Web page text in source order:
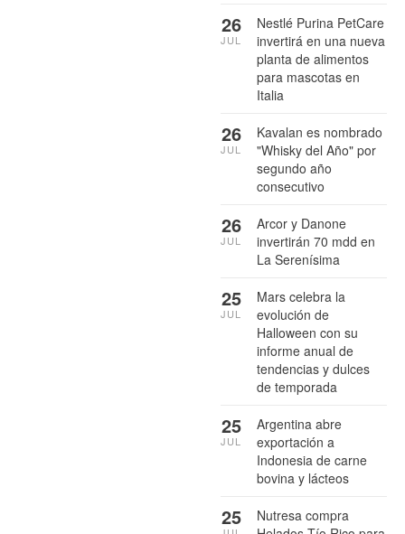
Nestlé Purina PetCare
invertirá en una nueva
planta de alimentos
para mascotas en
Italia
26
JUL
Kavalan es nombrado
"Whisky del Año" por
segundo año
consecutivo
26
JUL
Arcor y Danone
invertirán 70 mdd en
La Serenísima
26
JUL
Mars celebra la
evolución de
Halloween con su
informe anual de
tendencias y dulces
de temporada
25
JUL
Argentina abre
exportación a
Indonesia de carne
bovina y lácteos
25
JUL
Nutresa compra
25